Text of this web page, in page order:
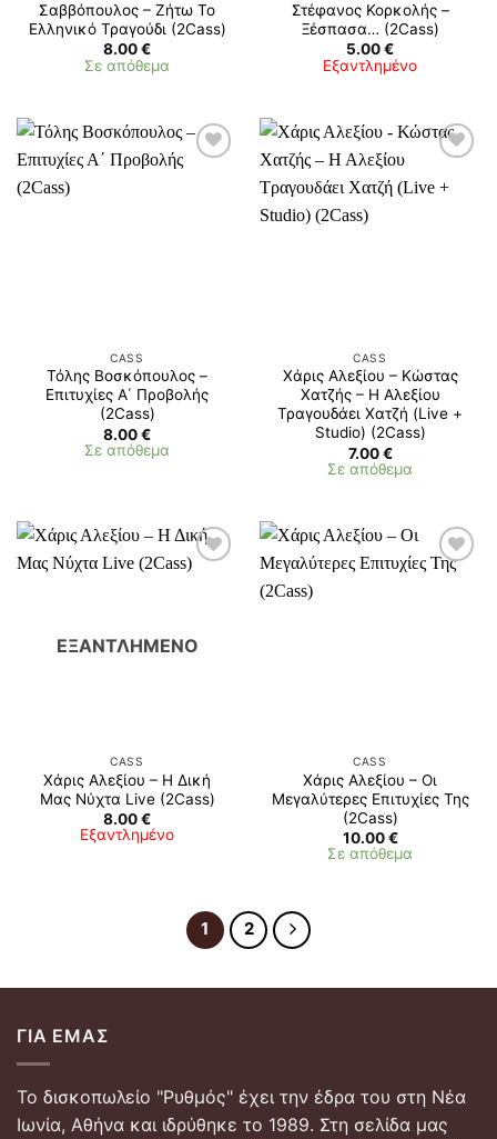
Σαββόπουλος – Ζήτω Το
Ελληνικό Τραγούδι (2Cass)
8.00€
Σε απόθεμα
Στέφανος Κορκολής –
Ξέσπασα… (2Cass)
5.00€
Εξαντλημένο
CASS
Τόλης Βοσκόπουλος –
Επιτυχίες Α΄ Προβολής
(2Cass)
8.00€
Σε απόθεμα
CASS
Χάρις Αλεξίου – Κώστας
Χατζής – Η Αλεξίου
Τραγουδάει Χατζή (Live +
Studio) (2Cass)
7.00€
Σε απόθεμα
ΕΞΑΝΤΛΗΜΈΝΟ
CASS
Χάρις Αλεξίου – Η Δική
Μας Νύχτα Live (2Cass)
8.00€
Εξαντλημένο
CASS
Χάρις Αλεξίου – Οι
Μεγαλύτερες Επιτυχίες Της
(2Cass)
10.00€
Σε απόθεμα
1 2
ΓΙΑ ΕΜΆΣ
Το δισκοπωλείο "Ρυθμός" έχει την έδρα του στη Νέα
Ιωνία, Αθήνα και ιδρύθηκε το 1989. Στη σελίδα μας